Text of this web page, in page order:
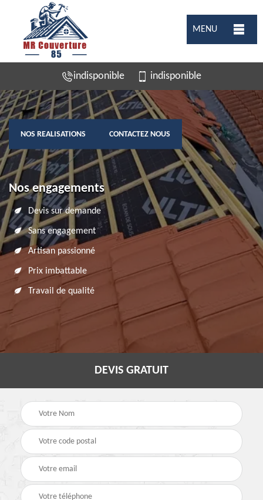
MENU
indisponible indisponible
NOS REALISATIONS CONTACTEZ NOUS
Nos engagements
Devis sur demande
Sans engagement
Artisan passionné
Prix imbattable
Travail de qualité
DEVIS GRATUIT